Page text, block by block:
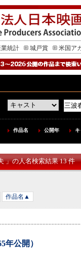
統計 城戸賞 米国ア
作品名 公開年
」の人名検索結果 13 件
作品名▲
年公開）